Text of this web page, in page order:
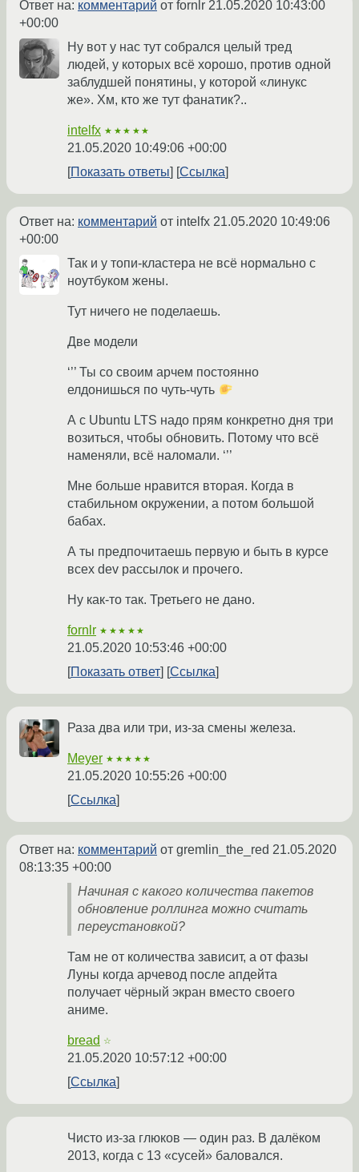
Ответ на: комментарий от fornlr 21.05.2020 10:43:00
+00:00
Ну вот у нас тут собрался целый тред
людей, у которых всё хорошо, против одной
заблудшей понятины, у которой «линукс
же». Хм, кто же тут фанатик?..
intelfx ★★★★★
21.05.2020 10:49:06 +00:00
Показать ответы
Ссылка
Ответ на: комментарий от intelfx 21.05.2020 10:49:06
+00:00
Так и у топи-кластера не всё нормально с
ноутбуком жены.
Тут ничего не поделаешь.
Две модели
‘’’ Ты со своим арчем постоянно
елдонишься по чуть-чуть
А с Ubuntu LTS надо прям конкретно дня три
возиться, чтобы обновить. Потому что всё
наменяли, всё наломали. ‘’’
Мне больше нравится вторая. Когда в
стабильном окружении, а потом большой
бабах.
А ты предпочитаешь первую и быть в курсе
всех dev рассылок и прочего.
Ну как-то так. Третьего не дано.
fornlr ★★★★★
21.05.2020 10:53:46 +00:00
Показать ответ
Ссылка
Раза два или три, из-за смены железа.
Meyer ★★★★★
21.05.2020 10:55:26 +00:00
Ссылка
Ответ на: комментарий от gremlin_the_red 21.05.2020
08:13:35 +00:00
Начиная с какого количества пакетов
обновление роллинга можно считать
переустановкой?
Там не от количества зависит, а от фазы
Луны когда арчевод после апдейта
получает чёрный экран вместо своего
аниме.
bread ☆
21.05.2020 10:57:12 +00:00
Ссылка
Чисто из-за глюков — один раз. В далёком
2013, когда с 13 «сусей» баловался.